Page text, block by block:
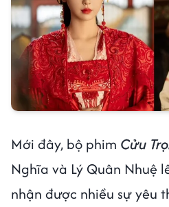
Mới đây, bộ phim Cửu
Nghĩa và Lý Quân Nhuệ
nhận được nhiều sự yêu